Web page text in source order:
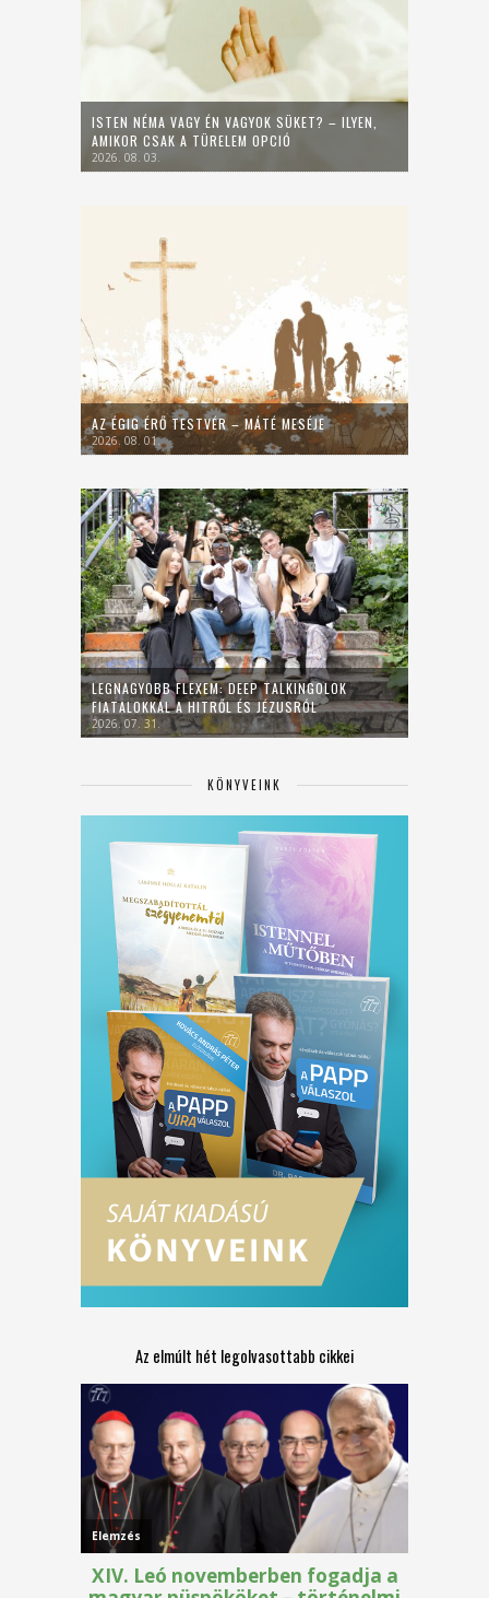
ISTEN NÉMA VAGY ÉN VAGYOK SÜKET? – ILYEN,
AMIKOR CSAK A TÜRELEM OPCIÓ
2026. 08. 03.
AZ ÉGIG ÉRŐ TESTVÉR – MÁTÉ MESÉJE
2026. 08. 01.
LEGNAGYOBB FLEXEM: DEEP TALKINGOLOK
FIATALOKKAL A HITRŐL ÉS JÉZUSRÓL
2026. 07. 31.
KÖNYVEINK
Az elmúlt hét legolvasottabb cikkei